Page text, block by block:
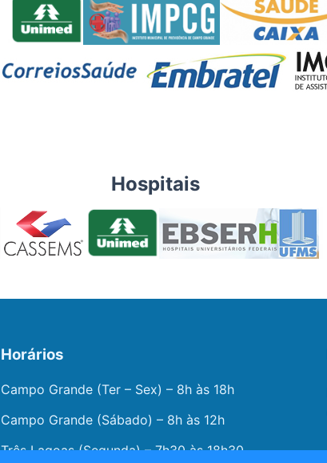
Hospitais
Horários
Campo Grande (Ter – Sex) – 8h às 18h
Campo Grande (Sábado) – 8h às 12h
Três Lagoas (Segunda) – 7h30 às 18h30